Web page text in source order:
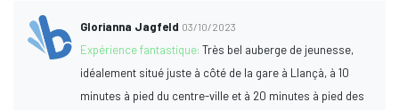
Glorianna Jagfeld 03/10/2023
Expérience fantastique:Très bel auberge de jeunesse,
idéalement situé juste à côté de la gare à Llançà, à 10
minutes à pied du centre-ville et à 20 minutes à pied des